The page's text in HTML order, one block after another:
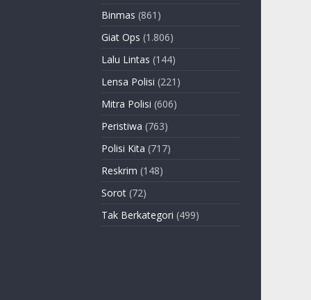
Binmas (861)
Giat Ops (1.806)
Lalu Lintas (144)
Lensa Polisi (221)
Mitra Polisi (606)
Peristiwa (763)
Polisi Kita (717)
Reskrim (148)
Sorot (72)
Tak Berkategori (499)